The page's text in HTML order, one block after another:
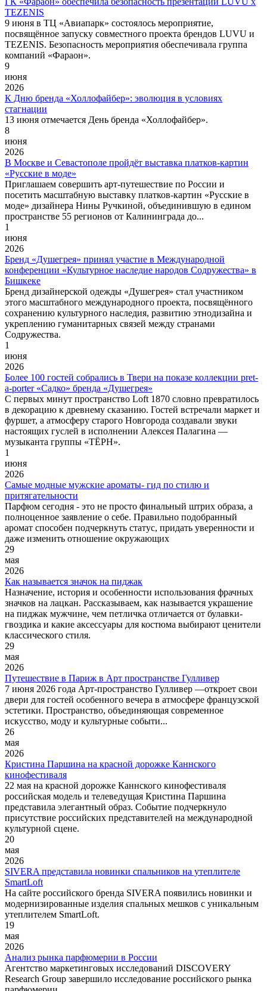
TEZENIS
9 июня в ТЦ «Авиапарк» состоялось мероприятие,
посвящённое запуску совместного проекта брендов LUVU и
TEZENIS. Безопасность мероприятия обеспечивала группа
компаний «Фараон».
9
июня
2026
К Дню бренда «Холлофайбер»: эволюция в условиях
стагнации
13 июня отмечается День бренда «Холлофайбер».
8
июня
2026
В Москве и Севастополе пройдёт выставка платков-картин
«Русские в моде»
Приглашаем совершить арт-путешествие по России и
посетить масштабную выставку платков-картин «Русские в
моде» дизайнера Нины Ручкиной, объединившую в едином
пространстве 55 регионов от Калининграда до...
1
июня
2026
Бренд «Душегрея» принял участие в Международной
конференции «Культурное наследие народов Содружества» в
Бишкеке
Бренд дизайнерской одежды «Душегрея» стал участником
этого масштабного международного проекта, посвящённого
сохранению культурного наследия, развитию этнодизайна и
укреплению гуманитарных связей между странами
Содружества.
1
июня
2026
Более 100 гостей собрались в Твери на показе коллекции pret-
a-porter «Садко» бренда «Душегрея»
С первых минут пространство Loft 1870 словно превратилось
в декорацию к древнему сказанию. Гостей встречали маркет и
фуршет, а атмосферу старого Новгорода создавали звуки
настоящих гуслей в исполнении Алексея Палагина —
музыканта группы «ТЁРН».
1
июня
2026
Самые модные мужские ароматы- гид по стилю и
притягательности
Парфюм сегодня - это не просто финальный штрих образа, а
полноценное заявление о себе. Правильно подобранный
аромат способен подчеркнуть статус, придать уверенности и
даже изменить отношение окружающих
29
мая
2026
Как называется значок на пиджак
Назначение, история и особенности использования фрачных
значков на лацкан. Рассказываем, как называется украшение
на пиджак мужчине, чем петличка отличается от булавки-
гвоздика и какие аксессуары для костюма выбирают ценители
классического стиля.
29
мая
2026
Путешествие в Париж в Арт пространстве Гулливер
7 июня 2026 года Арт-пространство Гулливер —откроет свои
двери для гостей особенного вечера в атмосфере французской
эстетики. Пространство, объединяющая современное
искусство, моду и культурные событи...
26
мая
2026
Кристина Паршина на красной дорожке Каннского
кинофестиваля
22 мая на красной дорожке Каннского кинофестиваля
российская модель и телеведущая Кристина Паршина
представила элегантный образ. Событие подчеркнуло
присутствие российских представителей на международной
культурной сцене.
20
мая
2026
SIVERA представила новинки спальников на утеплителе
SmartLoft
На сайте российского бренда SIVERA появились новинки и
модернизированные изделия спальных мешков с уникальным
утеплителем SmartLoft.
19
мая
2026
Анализ рынка парфюмерии в России
Агентство маркетинговых исследований DISCOVERY
Research Group завершило исследование российского рынка